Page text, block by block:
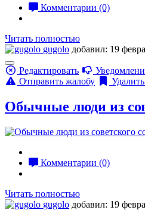
Комментарии (0)
Читать полностью
gugolo добавил: 19
Редактировать
Отправить жалобу
Обычные люди из
Комментарии (0)
Читать полностью
gugolo добавил: 19